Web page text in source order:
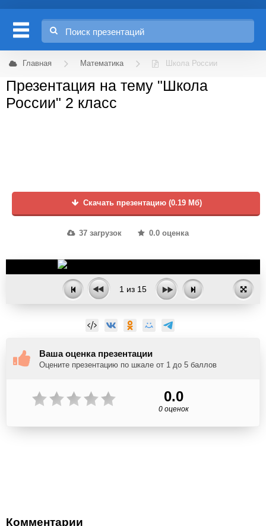
Главная Математика Школа России
Презентация на тему "Школа
России" 2 класс
Скачать презентацию (0.19 Мб)
37 загрузок 0.0 оценка
1 из 15
Ваша оценка презентации
Оцените презентацию по шкале от 1 до 5 баллов
0.0
0 оценок
Комментарии